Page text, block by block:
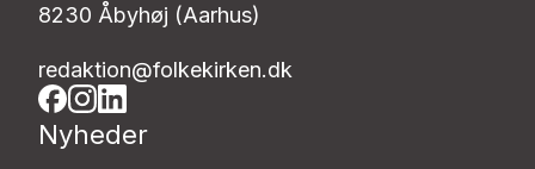
8230 Åbyhøj (Aarhus)
redaktion@folkekirken.dk
Nyheder